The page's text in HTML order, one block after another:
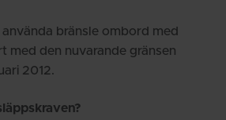
bränsle ombord med
med den nuvarande gränsen
2012.